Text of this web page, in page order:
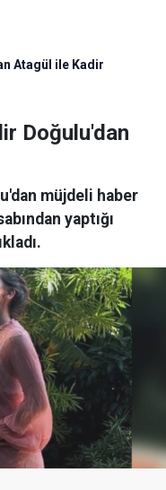
Atagül ile Kadir
Doğulu'dan
müjdeli haber
yaptığı